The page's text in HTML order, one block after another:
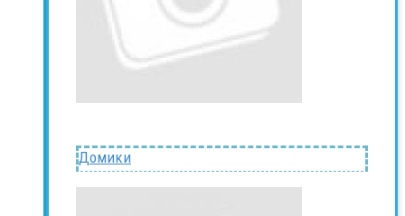
Домики